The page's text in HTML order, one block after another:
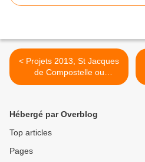
< Projets 2013, St Jacques
de Compostelle ou
l'Ardéchoise ?
Hébergé par Overblog
Top articles
Pages